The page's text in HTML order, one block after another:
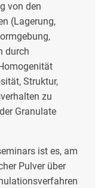
von den
(Lagerung,
durch
Struktur,
zu
Granulate
ist es, am
Pulver über